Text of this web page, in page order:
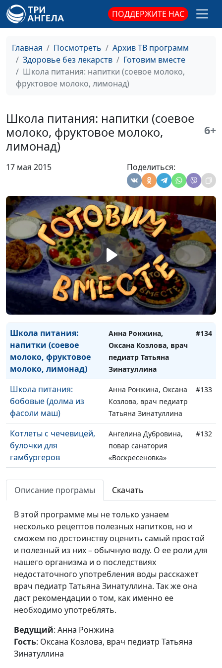
ПОДДЕРЖИТЕ НАС
Главная Посмотреть
Архив ТВ программ
Здоровье без лекарств
Готовим вместе
Школа питания: напитки (соевое молоко,
фруктовое молоко, лимонад)
Школа питания: напитки (соевое
молоко, фруктовое молоко,
лимонад)
6+
17 мая 2015 Поделиться:
Корейская кухня:
фрукты под
карамелью и груши
печеные с грецкими
орехами
Юрий Гусев #140
Индийская кухня: салат
салат с авокадо
Юрий Гусев
Болгарская кухня: суп
«Боб чорба», гювеч с
овощами и рисом
Юрий Гусев #138
зеленая фасоль с
миндалем и луком
Юрий Гусев #137
Школа питания:
шоколад (рулет «День
и ночь», шоколадный
крем)
Анна Ронжина, Оксана
Козлова, врач педиатр
Татьяна Зинатуллина
#136
Школа питания:
клетчатка (пирог с
тыквой)
Анна Ронжина, Оксана
Козлова, врач педиатр
Татьяна Зинатуллина
#135
Школа питания:
напитки (соевое
молоко, фруктовое
молоко, лимонад)
Анна Ронжина,
Оксана Козлова, врач
педиатр Татьяна
Зинатуллина
#134
Школа питания:
бобовые (долма из
фасоли маш)
Анна Ронжина, Оксана
Козлова, врач педиатр
Татьяна Зинатуллина
#133
Котлеты с чечевицей,
булочки для
гамбургеров
Ангелина Дубровина,
повар санатория
«Воскресеновка»
#132
Запеканка с халвой,
апельсиновая подлива
повар санатория
«Воскресеновка»
Баклажаны «Как
сельдь», салат
«Десяточка»
Ангелина Дубровина,
повар санатория
«Воскресеновка»
Салат «Весёлый»,
томат-пюре
Ангелина Дубровина,
повар санатория
«Воскресеновка»
Пирожное
«Журавлик»
Ангелина Дубровина,
«Воскресеновка»
Пирог «Подсолнух»
Описание програмы Скачать
В этой программе мы не только узнаем
несколько рецептов полезных напитков, но и
сможем по достоинству оценить самый простой
и полезный из них – обычную воду. О ее роли для
нашего организма и о последствиях
недостаточного употребления воды расскажет
врач педиатр Татьяна Зинатуллина. Так же она
даст рекомендации о том, как именно ее
необходимо употреблять.
Ведущий: Анна Ронжина
Гость: Оксана Козлова, врач педиатр Татьяна
Зинатуллина